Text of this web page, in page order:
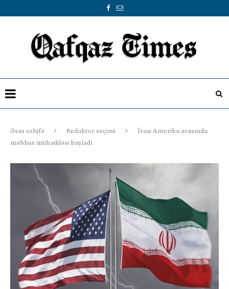
Əsas səhifə Redaktor seçimi
İran-Amerika arasında
məhbus mübadiləsi başladı